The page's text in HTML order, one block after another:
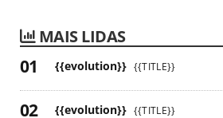
MAIS LIDAS
{{evolution}} {{TITLE}}
{{evolution}} {{TITLE}}